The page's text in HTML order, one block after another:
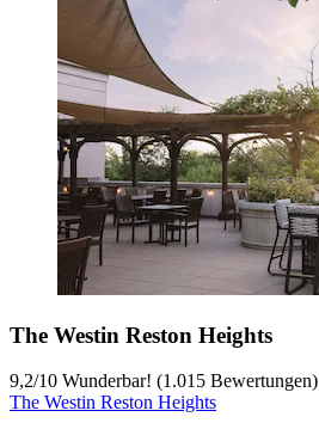
The Westin Reston Heights
9,2/10 Wunderbar! (1.015 Bewertungen)
The Westin Reston Heights